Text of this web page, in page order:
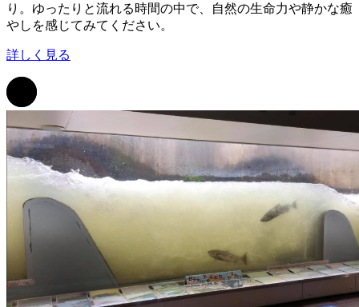
り。ゆったりと流れる時間の中で、自然の生命力や静かな癒
やしを感じてみてください。
詳しく見る